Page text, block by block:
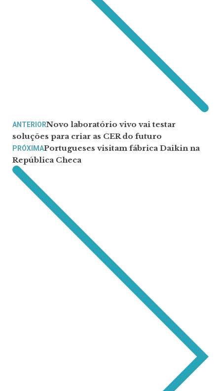
ANTERIORNovo laboratório vivo vai testar
soluções para criar as CER do futuro
PRÓXIMAPortugueses visitam fábrica Daikin na
República Checa